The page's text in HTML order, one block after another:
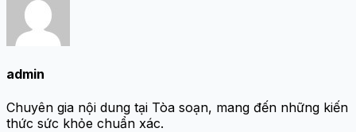
admin
Chuyên gia nội dung tại Tòa soạn, mang đến những kiến
thức sức khỏe chuẩn xác.